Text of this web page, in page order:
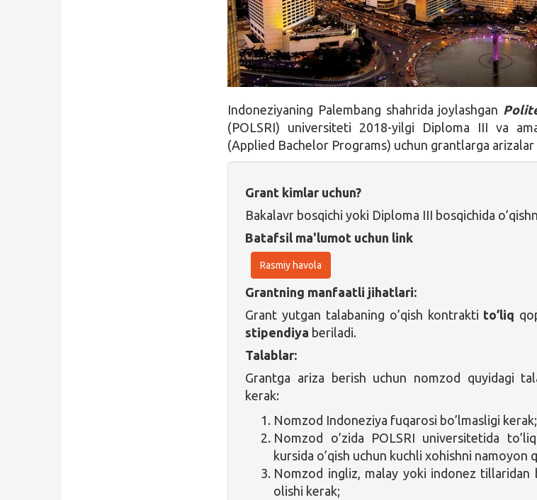
Indoneziyaning Palembang shahrida joylashgan
(POLSRI) universiteti 2018-yilgi Diploma III va
(Applied Bachelor Programs) uchun grantlarga
Grant kimlar uchun?
Bakalavr bosqichi yoki Diploma III bosqichida
Batafsil ma'lumot uchun link
Rasmiy havola
Grantning manfaatli jihatlari:
Grant yutgan talabaning o’qish kontrakti to’liq
stipendiya beriladi.
Talablar:
Grantga ariza berish uchun nomzod quyidagi
kerak:
Nomzod Indoneziya fuqarosi bo’lmasligi kerak;
Nomzod o’zida POLSRI universitetida
kursida o’qish uchun kuchli xohishni namoyon
Nomzod ingliz, malay yoki indonez tillaridan
olishi kerak;